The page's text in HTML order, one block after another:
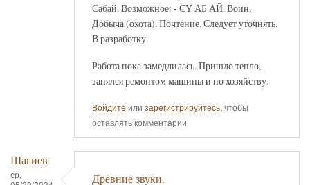
Сабай. Возможное: - СҮ АБ АЙ. Воин.
Добыча (охота). Почтение. Следует уточнять.
В разработку.
Работа пока замедлилась. Пришло тепло,
занялся ремонтом машины и по хозяйству.
Войдите или зарегистрируйтесь, чтобы
оставлять комментарии
Шагиев
ср,
Древние звуки.